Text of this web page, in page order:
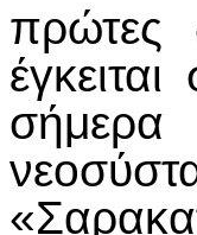
πρώτες